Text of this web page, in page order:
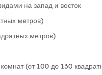
на запад и восток
метров)
метров)
(от 100 до 130